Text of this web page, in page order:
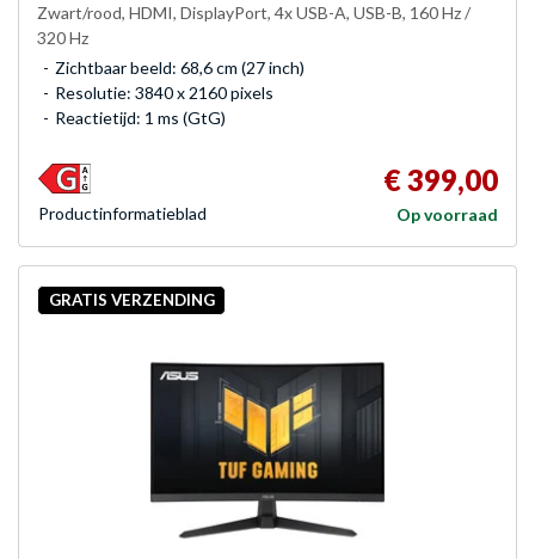
Zwart/rood, HDMI, DisplayPort, 4x USB-A, USB-B, 160 Hz /
320 Hz
Zichtbaar beeld: 68,6 cm (27 inch)
Resolutie: 3840 x 2160 pixels
Reactietijd: 1 ms (GtG)
€ 399,00
Op voorraad
Product­informatieblad
GRATIS VERZENDING